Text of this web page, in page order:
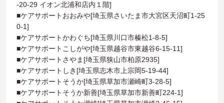
-20-29 イオン北浦和店内１階]
■ケアサポートおおみや[埼玉県さいたま市大宮区天沼町1-25
0-1]
■ケアサポートかわぐち[埼玉県川口市榛松1-8-5]
■ケアサポートこしがや[埼玉県越谷市東越谷6-15-11]
■ケアサポートさやま[埼玉県狭山市柏原2935]
■ケアサポートしき[埼玉県志木市上宗岡5-19-44]
■ケアサポートそうか[埼玉県草加市瀬崎町3-28-5]
■ケアサポートそうか新善[埼玉県草加市新善町224-1]